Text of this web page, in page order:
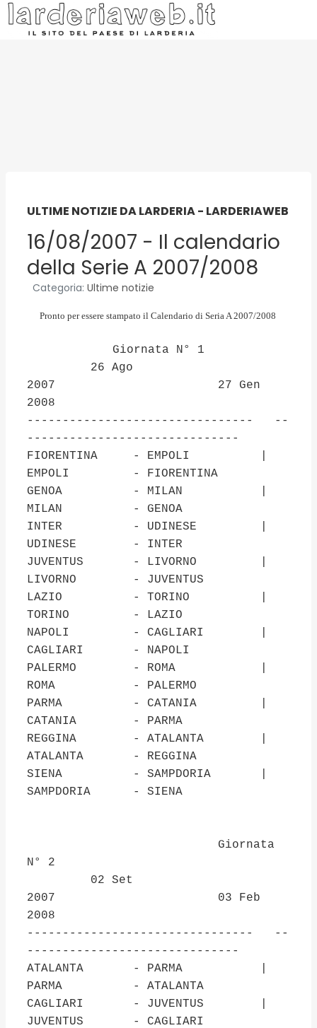
ULTIME NOTIZIE DA LARDERIA - LARDERIAWEB
16/08/2007 - Il calendario
della Serie A 2007/2008
Categoria: Ultime notizie
Pronto per essere stampato il Calendario di Seria A 2007/2008
Giornata N° 1
26 Ago
2007 27 Gen
2008
-------------------------------- --
------------------------------
FIORENTINA - EMPOLI |
EMPOLI - FIORENTINA
GENOA - MILAN |
MILAN - GENOA
INTER - UDINESE |
UDINESE - INTER
JUVENTUS - LIVORNO |
LIVORNO - JUVENTUS
LAZIO - TORINO |
TORINO - LAZIO
NAPOLI - CAGLIARI |
CAGLIARI - NAPOLI
PALERMO - ROMA |
ROMA - PALERMO
PARMA - CATANIA |
CATANIA - PARMA
REGGINA - ATALANTA |
ATALANTA - REGGINA
SIENA - SAMPDORIA |
SAMPDORIA - SIENA
Giornata
N° 2
02 Set
2007 03 Feb
2008
-------------------------------- --
------------------------------
ATALANTA - PARMA |
PARMA - ATALANTA
CAGLIARI - JUVENTUS |
JUVENTUS - CAGLIARI